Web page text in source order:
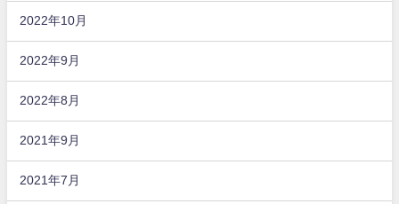
2022年10月
2022年9月
2022年8月
2021年9月
2021年7月